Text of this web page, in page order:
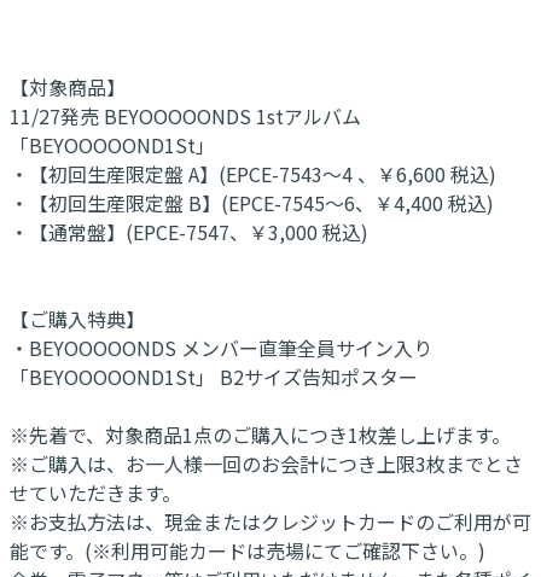
【対象商品】
11/27発売 BEYOOOOONDS 1stアルバム
「BEYOOOOOND1St」
・【初回生産限定盤 A】(EPCE-7543～4 、￥6,600 税込)
・【初回生産限定盤 B】(EPCE-7545～6、￥4,400 税込)
・【通常盤】(EPCE-7547、￥3,000 税込)
【ご購入特典】
・BEYOOOOONDS メンバー直筆全員サイン入り
「BEYOOOOOND1St」 B2サイズ告知ポスター
※先着で、対象商品1点のご購入につき1枚差し上げます。
※ご購入は、お一人様一回のお会計につき上限3枚までとさ
せていただきます。
※お支払方法は、現金またはクレジットカードのご利用が可
能です。(※利用可能カードは売場にてご確認下さい。)